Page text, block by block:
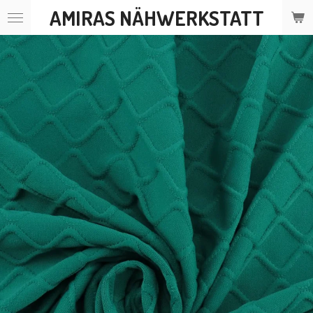
Zum
Hauptinhalt
springen
AMIRAS NÄHWERKSTATT